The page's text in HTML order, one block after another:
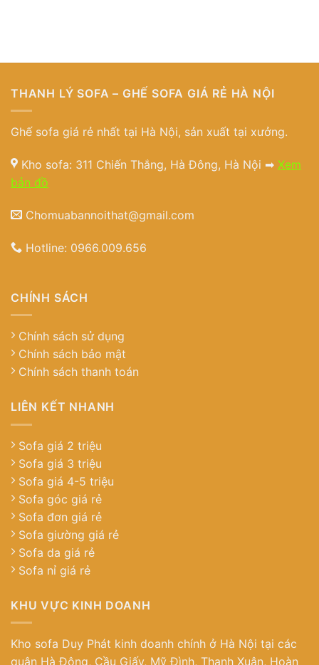
THANH LÝ SOFA – GHẾ SOFA GIÁ RẺ HÀ NỘI
Ghế sofa giá rẻ nhất tại Hà Nội, sản xuất tại xưởng.
Kho sofa: 311 Chiến Thắng, Hà Đông, Hà Nội ➡ Xem
bản đồ
Chomuabannoithat@gmail.com
Hotline: 0966.009.656
CHÍNH SÁCH
Chính sách sử dụng
Chính sách bảo mật
Chính sách thanh toán
LIÊN KẾT NHANH
Sofa giá 2 triệu
Sofa giá 3 triệu
Sofa giá 4-5 triệu
Sofa góc giá rẻ
Sofa đơn giá rẻ
Sofa giường giá rẻ
Sofa da giá rẻ
Sofa nỉ giá rẻ
KHU VỰC KINH DOANH
Kho sofa Duy Phát kinh doanh chính ở Hà Nội tại các
quận Hà Đông, Cầu Giấy, Mỹ Đình, Thanh Xuân, Hoàn